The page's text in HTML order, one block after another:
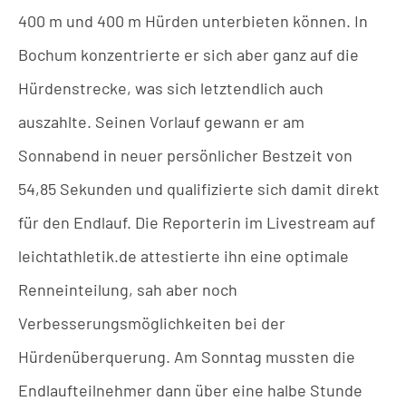
400 m und 400 m Hürden unterbieten können. In
Bochum konzentrierte er sich aber ganz auf die
Hürdenstrecke, was sich letztendlich auch
auszahlte. Seinen Vorlauf gewann er am
Sonnabend in neuer persönlicher Bestzeit von
54,85 Sekunden und qualifizierte sich damit direkt
für den Endlauf. Die Reporterin im Livestream auf
leichtathletik.de attestierte ihn eine optimale
Renneinteilung, sah aber noch
Verbesserungsmöglichkeiten bei der
Hürdenüberquerung. Am Sonntag mussten die
Endlaufteilnehmer dann über eine halbe Stunde